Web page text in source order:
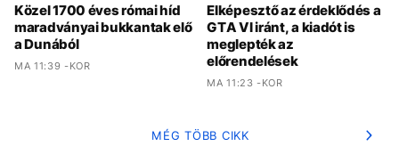
Közel 1700 éves római híd
maradványai bukkantak elő
a Dunából
MA 11:39 -KOR
Elképesztő az érdeklődés a
GTA VI iránt, a kiadót is
meglepték az
előrendelések
MA 11:23 -KOR
MÉG TÖBB CIKK